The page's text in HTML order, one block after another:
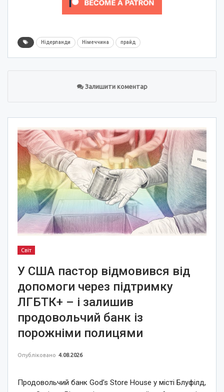
Нідерланди Німеччина прайд
Залишити коментар
Світ
У США пастор відмовився від
допомоги через підтримку
ЛГБТК+ – і залишив
продовольчий банк із
порожніми полицями
Опубліковано 4.08.2026
Продовольчий банк God’s Store House у місті Блуфілд,